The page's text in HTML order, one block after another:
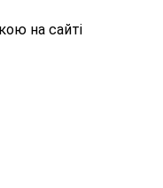
на сайті